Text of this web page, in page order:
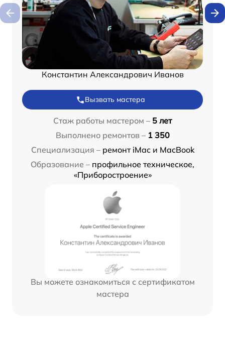
Константин Александрович Иванов
Вызвать мастера
Стаж работы мастером – 5 лет
Выполнено ремонтов – 1 350
Специализация – ремонт iMac и MacBook
Образование – профильное техническое,
«Приборостроение»
Вы можете ознакомиться с сертификатом
мастера